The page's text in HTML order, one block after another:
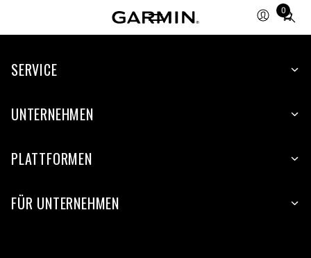
0
Total
items
cart:
SERVICE
UNTERNEHMEN
PLATTFORMEN
FÜR UNTERNEHMEN